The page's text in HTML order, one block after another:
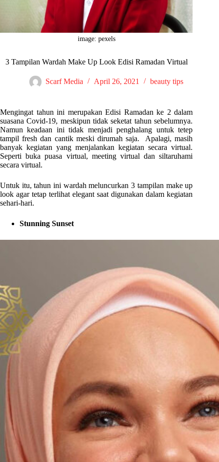
image: pexels
3 Tampilan Wardah Make Up Look Edisi Ramadan Virtual
Scarf Media April 26, 2021 beauty tips
Mengingat tahun ini merupakan Edisi Ramadan ke 2 dalam
suasana Covid-19, meskipun tidak seketat tahun sebelumnya.
Namun keadaan ini tidak menjadi penghalang untuk tetep
tampil fresh dan cantik meski dirumah saja. Apalagi, masih
banyak kegiatan yang menjalankan kegiatan secara virtual.
Seperti buka puasa virtual, meeting virtual dan siltaruhami
secara virtual.
Untuk itu, tahun ini wardah meluncurkan 3 tampilan make up
look agar tetap terlihat elegant saat digunakan dalam kegiatan
sehari-hari.
Stunning Sunset